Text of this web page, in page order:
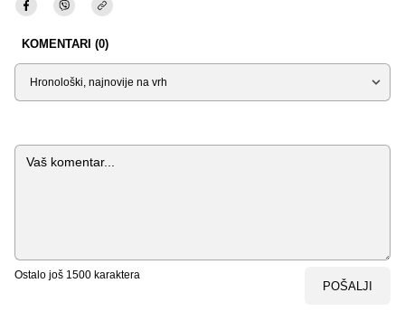
KOMENTARI (0)
Sortiraj
Komentar
Ostalo još 1500 karaktera
POŠALJI